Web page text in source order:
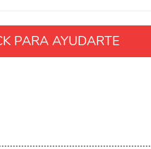
PARA AYUDARTE